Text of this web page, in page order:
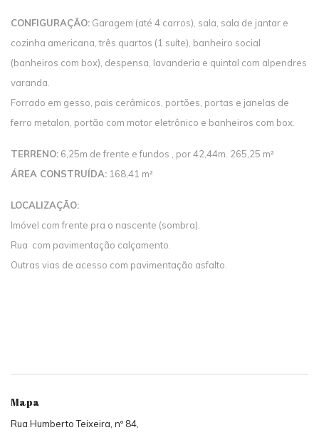
CONFIGURAÇÃO: Garagem (até 4 carros), sala, sala de jantar e
cozinha americana, três quartos (1 suíte), banheiro social
(banheiros com box), despensa, lavanderia e quintal com alpendres
varanda.
Forrado em gesso, pais cerâmicos, portões, portas e janelas de
ferro metalon, portão com motor eletrônico e banheiros com box.
TERRENO: 6,25m de frente e fundos , por 42,44m. 265,25 m²
ÁREA CONSTRUÍDA: 168,41 m²
LOCALIZAÇÃO:
Imóvel com frente pra o nascente (sombra).
Rua com pavimentação calçamento.
Outras vias de acesso com pavimentação asfalto.
Mapa
Rua Humberto Teixeira, nº 84,